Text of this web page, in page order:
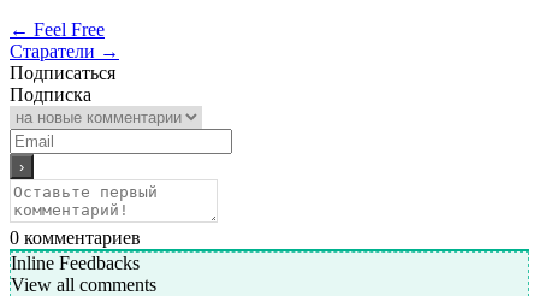
← Feel Free
Старатели →
Подписаться
Подписка
0 комментариев
Inline Feedbacks
View all comments